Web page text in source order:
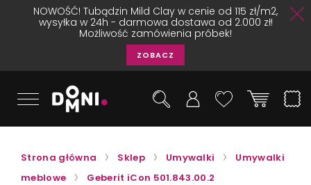
NOWOŚĆ! Tubądzin Mild Clay w cenie od 115 zł/m2,
wysyłka w 24h - darmowa dostawa od 2.000 zł!
Możliwość zamówienia próbek!
ZOBACZ
Strona główna Sklep Umywalki
Umywalki
meblowe
Geberit iCon 501.843.00.2